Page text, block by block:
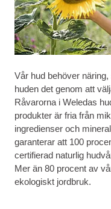
Vår hud behöver
huden det genom att
Råvarorna i Weledas
produkter är fria från
ingredienser och
garanterar att 100
certifierad naturlig
Mer än 80 procent av
ekologiskt jordbruk.